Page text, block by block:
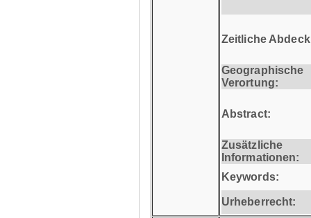
Zeitliche
Geographische
Verortung:
Abstract:
Zusätzliche
Informationen:
Keywords:
Urheberrecht: